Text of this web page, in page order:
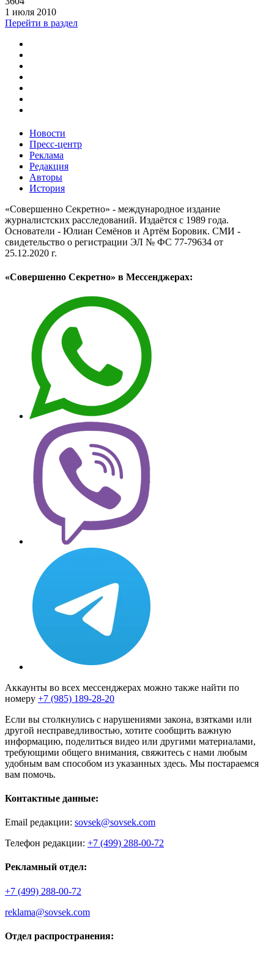
1 июля 2010
Перейти в раздел
Новости
Пресс-центр
Реклама
Редакция
Авторы
История
«Совершенно Секретно» - международное издание
журналистских расследований. Издаётся с 1989 года.
Основатели - Юлиан Семёнов и Артём Боровик. CМИ -
свидетельство о регистрации ЭЛ № ФС 77-79634 от
25.12.2020 г.
«Совершенно Секретно» в Мессенджерах:
Аккаунты во всех мессенджерах можно также найти по
номеру +7 (985) 189-28-20
Если вы столкнулись с нарушениями закона, взятками или
другой несправедливостью, хотите сообщить важную
информацию, поделиться видео или другими материалами,
требующими общего внимания, свяжитесь с нами любым
удобным вам способом из указанных здесь. Мы постараемся
вам помочь.
Контактные данные:
Email редакции: sovsek@sovsek.com
Телефон редакции: +7 (499) 288-00-72
Рекламный отдел:
+7 (499) 288-00-72
reklama@sovsek.com
Отдел распространения: